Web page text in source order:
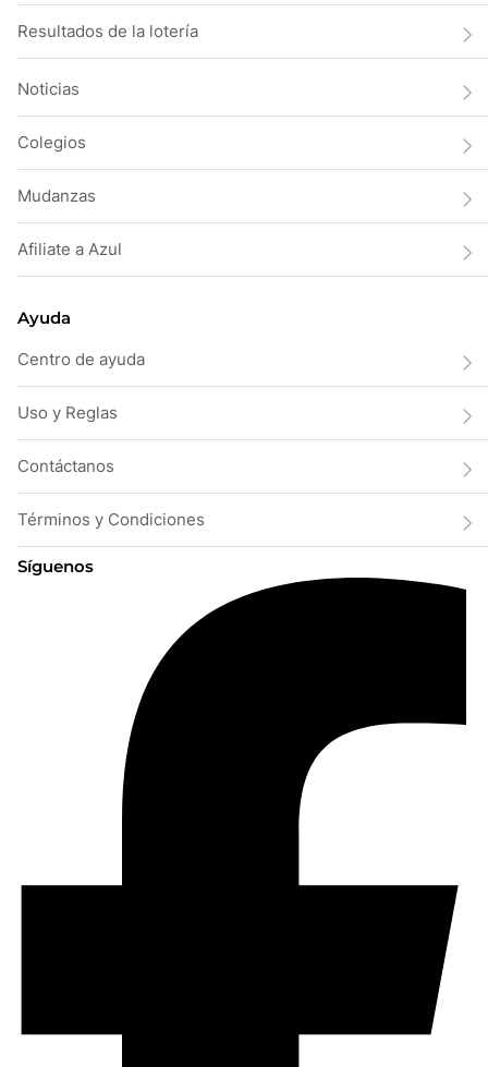
Resultados de la lotería
Noticias
Colegios
Mudanzas
Afiliate a Azul
Ayuda
Centro de ayuda
Uso y Reglas
Contáctanos
Términos y Condiciones
Síguenos